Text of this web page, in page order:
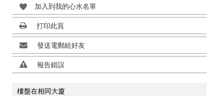
加入到我的心水名單
打印此頁
發送電郵給好友
報告錯誤
樓盤在相同大廈